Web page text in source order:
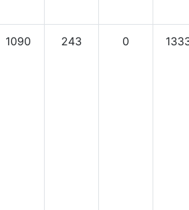
1090 243 0